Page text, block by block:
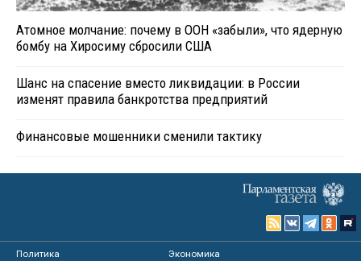
Атомное молчание: почему в ООН «забыли», что ядерную
бомбу на Хиросиму сбросили США
Шанс на спасение вместо ликвидации: в России
изменят правила банкротства предприятий
Финансовые мошенники сменили тактику
Политика
Экономика